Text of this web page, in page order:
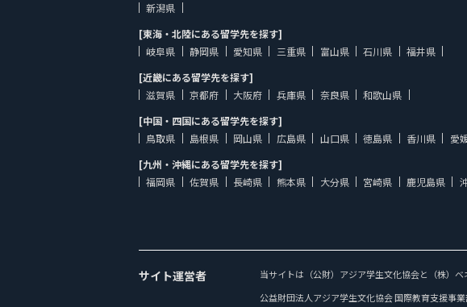
新潟県
[東海・北陸にある留学先を探す]
岐阜県
静岡県 愛知県 三重県 富山県 石川県
福井県
[近畿にある留学先を探す]
滋賀県
京都府 大阪府 兵庫県 奈良県
和歌山県
[中国・四国にある留学先を探す]
鳥取県
島根県 岡山県 広島県 山口県 徳島県 香川県 愛
[九州・沖縄にある留学先を探す]
福岡県
佐賀県 長崎県 熊本県 大分県 宮崎県 鹿児島県
サイト運営者
当サイトは（公財）アジア学生文化協会と（株）
公益財団法人アジア学生文化協会 国際教育支援事業